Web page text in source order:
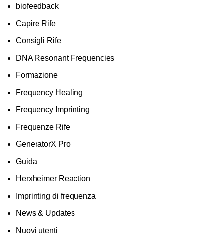
biofeedback
Capire Rife
Consigli Rife
DNA Resonant Frequencies
Formazione
Frequency Healing
Frequency Imprinting
Frequenze Rife
GeneratorX Pro
Guida
Herxheimer Reaction
Imprinting di frequenza
News & Updates
Nuovi utenti